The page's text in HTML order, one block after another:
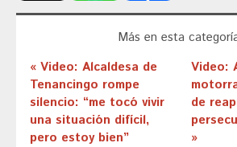
Más en esta
« Video: Alcaldesa de
Tenancingo rompe
silencio: “me tocó vivir
una situación difícil,
pero estoy bien”
Video:
de
»